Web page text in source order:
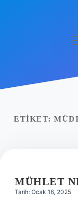
ETIKET:
MÜHLET
Tarih: Ocak 16, 2025